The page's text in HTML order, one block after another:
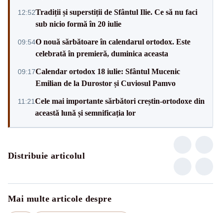
12:52Tradiții și superstiții de Sfântul Ilie. Ce să nu faci
sub nicio formă în 20 iulie
09:54O nouă sărbătoare în calendarul ortodox. Este
celebrată în premieră, duminica aceasta
09:17Calendar ortodox 18 iulie: Sfântul Mucenic
Emilian de la Durostor și Cuviosul Pamvo
11:21Cele mai importante sărbători creștin-ortodoxe din
această lună și semnificația lor
Distribuie articolul
Mai multe articole despre